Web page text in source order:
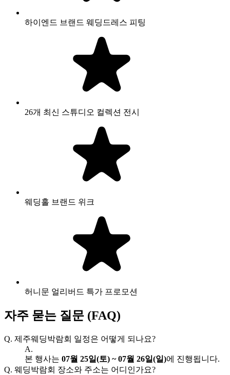
하이엔드 브랜드 웨딩드레스 피팅
26개 최신 스튜디오 컬렉션 전시
웨딩홀 브랜드 위크
허니문 얼리버드 특가 프로모션
자주 묻는 질문 (FAQ)
Q. 제주웨딩박람회 일정은 어떻게 되나요?
A.
본 행사는 07월 25일(토) ~ 07월 26일(일)에 진행됩니다.
Q. 웨딩박람회 장소와 주소는 어디인가요?